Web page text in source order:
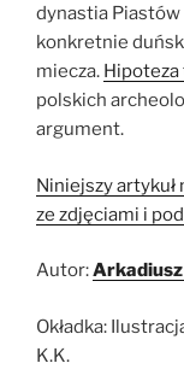
dynastia Piastów
konkretnie
miecza. Hipoteza
polskich
argument.
Niniejszy artykuł
ze zdjęciami i
Autor:
Okładka:
K.K.